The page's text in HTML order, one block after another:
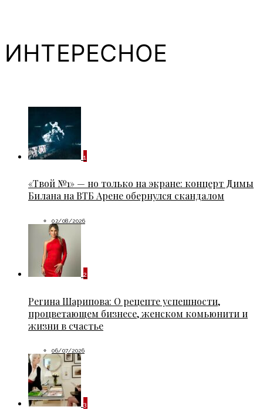
ИНТЕРЕСНОЕ
1
«Твой №1» — но только на экране: концерт Димы
Билана на ВТБ Арене обернулся скандалом
02/08/2026
2
Регина Шарипова: О рецепте успешности,
процветающем бизнесе, женском комьюнити и
жизни в счастье
06/07/2026
3